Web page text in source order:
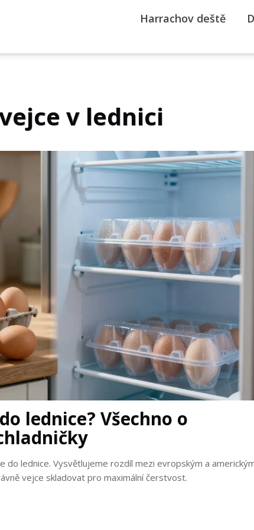
Harrachov deště
v lednici
lednice? Všechno o
do lednice. Vysvětlujeme rozdíl mezi evropským a
vejce skladovat pro maximální čerstvost.